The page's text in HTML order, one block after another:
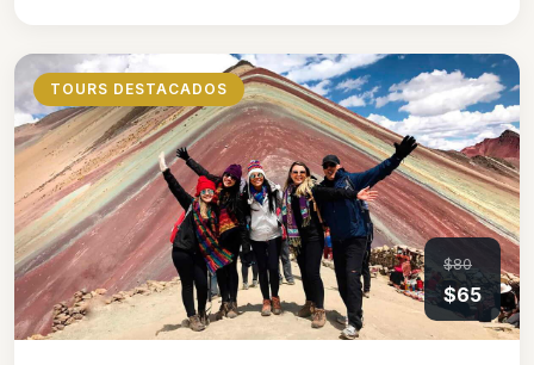
TOURS DESTACADOS
$80
$65